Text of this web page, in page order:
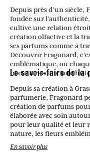
Depuis près d’un siècle,
fondée sur
cultive une relation
création olfactive et la
ses parfums comme à
Découvrir Fragonard,
emblématique, où
maison raconte une
Le savoir-faire de la
Depuis sa création à
parfumerie, Fragonard
création de parfums
élaborée avec soin
pour leur qualité et leur
nature, les fleurs
rose, le jasmin ou la
modernes pour donner
En savoir plus